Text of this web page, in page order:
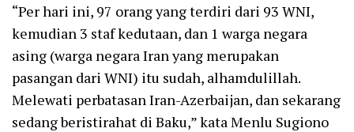
“Per hari ini, 97 orang yang terdiri dari 93 WNI,
kemudian 3 staf kedutaan, dan 1 warga negara
asing (warga negara Iran yang merupakan
pasangan dari WNI) itu sudah, alhamdulillah.
Melewati perbatasan Iran-Azerbaijan, dan sekarang
sedang beristirahat di Baku,” kata Menlu Sugiono